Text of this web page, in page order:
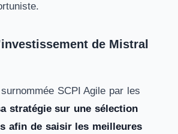
de Mistral
SCPI Agile par les
stratégie sur une sélection
afin de saisir les meilleures